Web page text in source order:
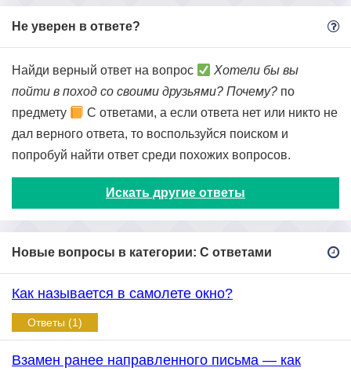
Не уверен в ответе?
Найди верный ответ на вопрос
Хотели бы вы
пойти в поход со своими друзьями? Почему? по
предмету
С ответами, а если ответа нет или никто не
дал верного ответа, то воспользуйся поиском и
попробуй найти ответ среди похожих вопросов.
Искать другие ответы
Новые вопросы в категории: С ответами
Как называется в самолете окно?
Ответы (1)
Взамен ранее направленного письма — как